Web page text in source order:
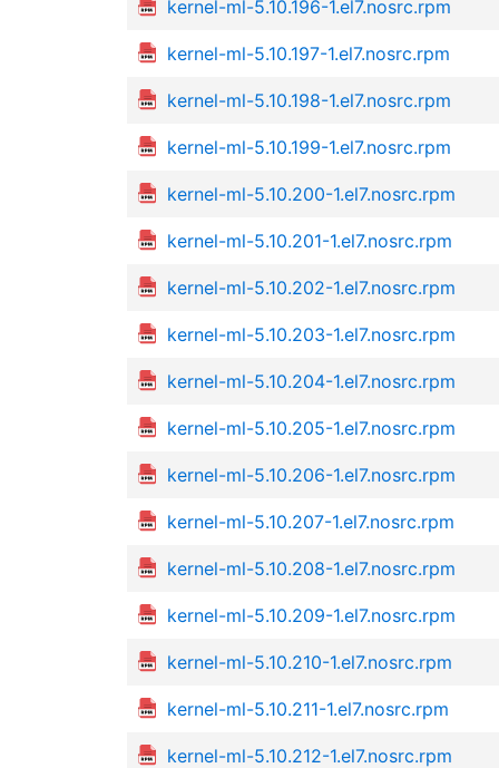
kernel-ml-5.10.196-1.el7.nosrc.rpm
kernel-ml-5.10.197-1.el7.nosrc.rpm
kernel-ml-5.10.198-1.el7.nosrc.rpm
kernel-ml-5.10.199-1.el7.nosrc.rpm
kernel-ml-5.10.200-1.el7.nosrc.rpm
kernel-ml-5.10.201-1.el7.nosrc.rpm
kernel-ml-5.10.202-1.el7.nosrc.rpm
kernel-ml-5.10.203-1.el7.nosrc.rpm
kernel-ml-5.10.204-1.el7.nosrc.rpm
kernel-ml-5.10.205-1.el7.nosrc.rpm
kernel-ml-5.10.206-1.el7.nosrc.rpm
kernel-ml-5.10.207-1.el7.nosrc.rpm
kernel-ml-5.10.208-1.el7.nosrc.rpm
kernel-ml-5.10.209-1.el7.nosrc.rpm
kernel-ml-5.10.210-1.el7.nosrc.rpm
kernel-ml-5.10.211-1.el7.nosrc.rpm
kernel-ml-5.10.212-1.el7.nosrc.rpm